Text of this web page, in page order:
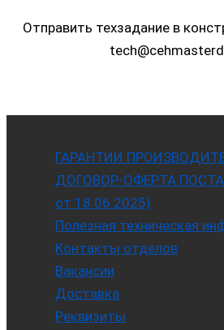
Отправить техзадание в
ГАРАНТИИ
ДОГОВОР-ОФЕРТА
от 18.06.2025)
Полезная техническая
Контакты отделов
Вакансии
Доставка
Реквизиты